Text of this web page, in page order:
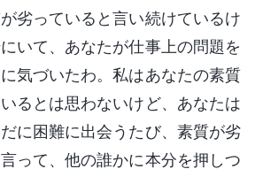
劣っていると言い続けているけ
いて、あなたが仕事上の問題を
気づいたわ。私はあなたの素質
るとは思わないけど、あなたは
に困難に出会うたび、素質が劣
って、他の誰かに本分を押しつ